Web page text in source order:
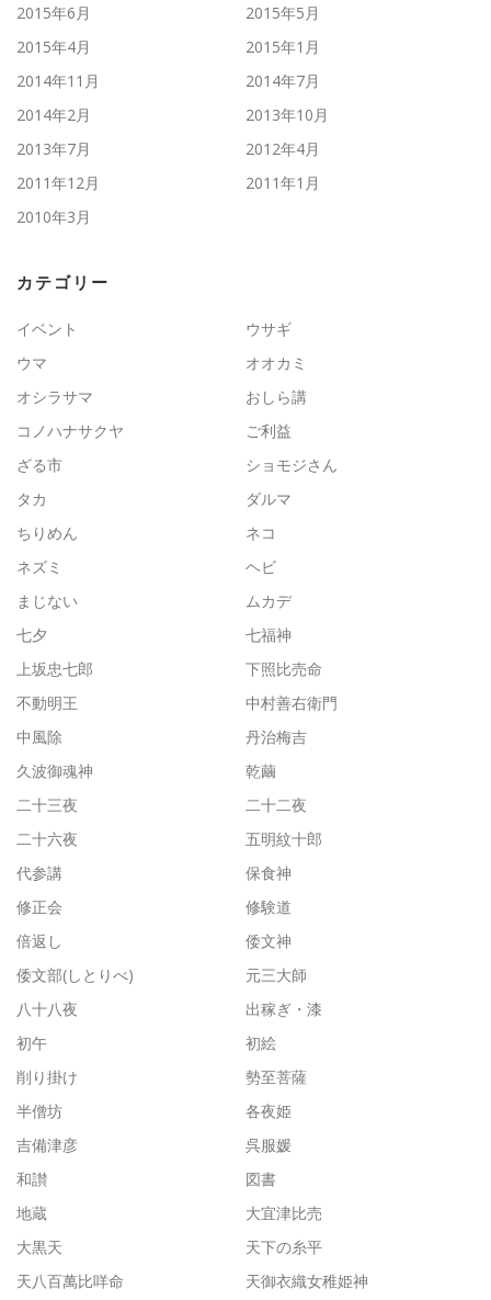
2015年6月
2015年5月
2015年4月
2015年1月
2014年11月
2014年7月
2014年2月
2013年10月
2013年7月
2012年4月
2011年12月
2011年1月
2010年3月
カテゴリー
イベント
ウサギ
ウマ
オオカミ
オシラサマ
おしら講
コノハナサクヤ
ご利益
ざる市
ショモジさん
タカ
ダルマ
ちりめん
ネコ
ネズミ
ヘビ
まじない
ムカデ
七夕
七福神
上坂忠七郎
下照比売命
不動明王
中村善右衛門
中風除
丹治梅吉
久波御魂神
乾繭
二十三夜
二十二夜
二十六夜
五明紋十郎
代参講
保食神
修正会
修験道
倍返し
倭文神
倭文部(しとりべ)
元三大師
八十八夜
出稼ぎ・漆
初午
初絵
削り掛け
勢至菩薩
半僧坊
各夜姫
吉備津彦
呉服媛
和讃
図書
地蔵
大宜津比売
大黒天
天下の糸平
天八百萬比咩命
天御衣織女稚姫神